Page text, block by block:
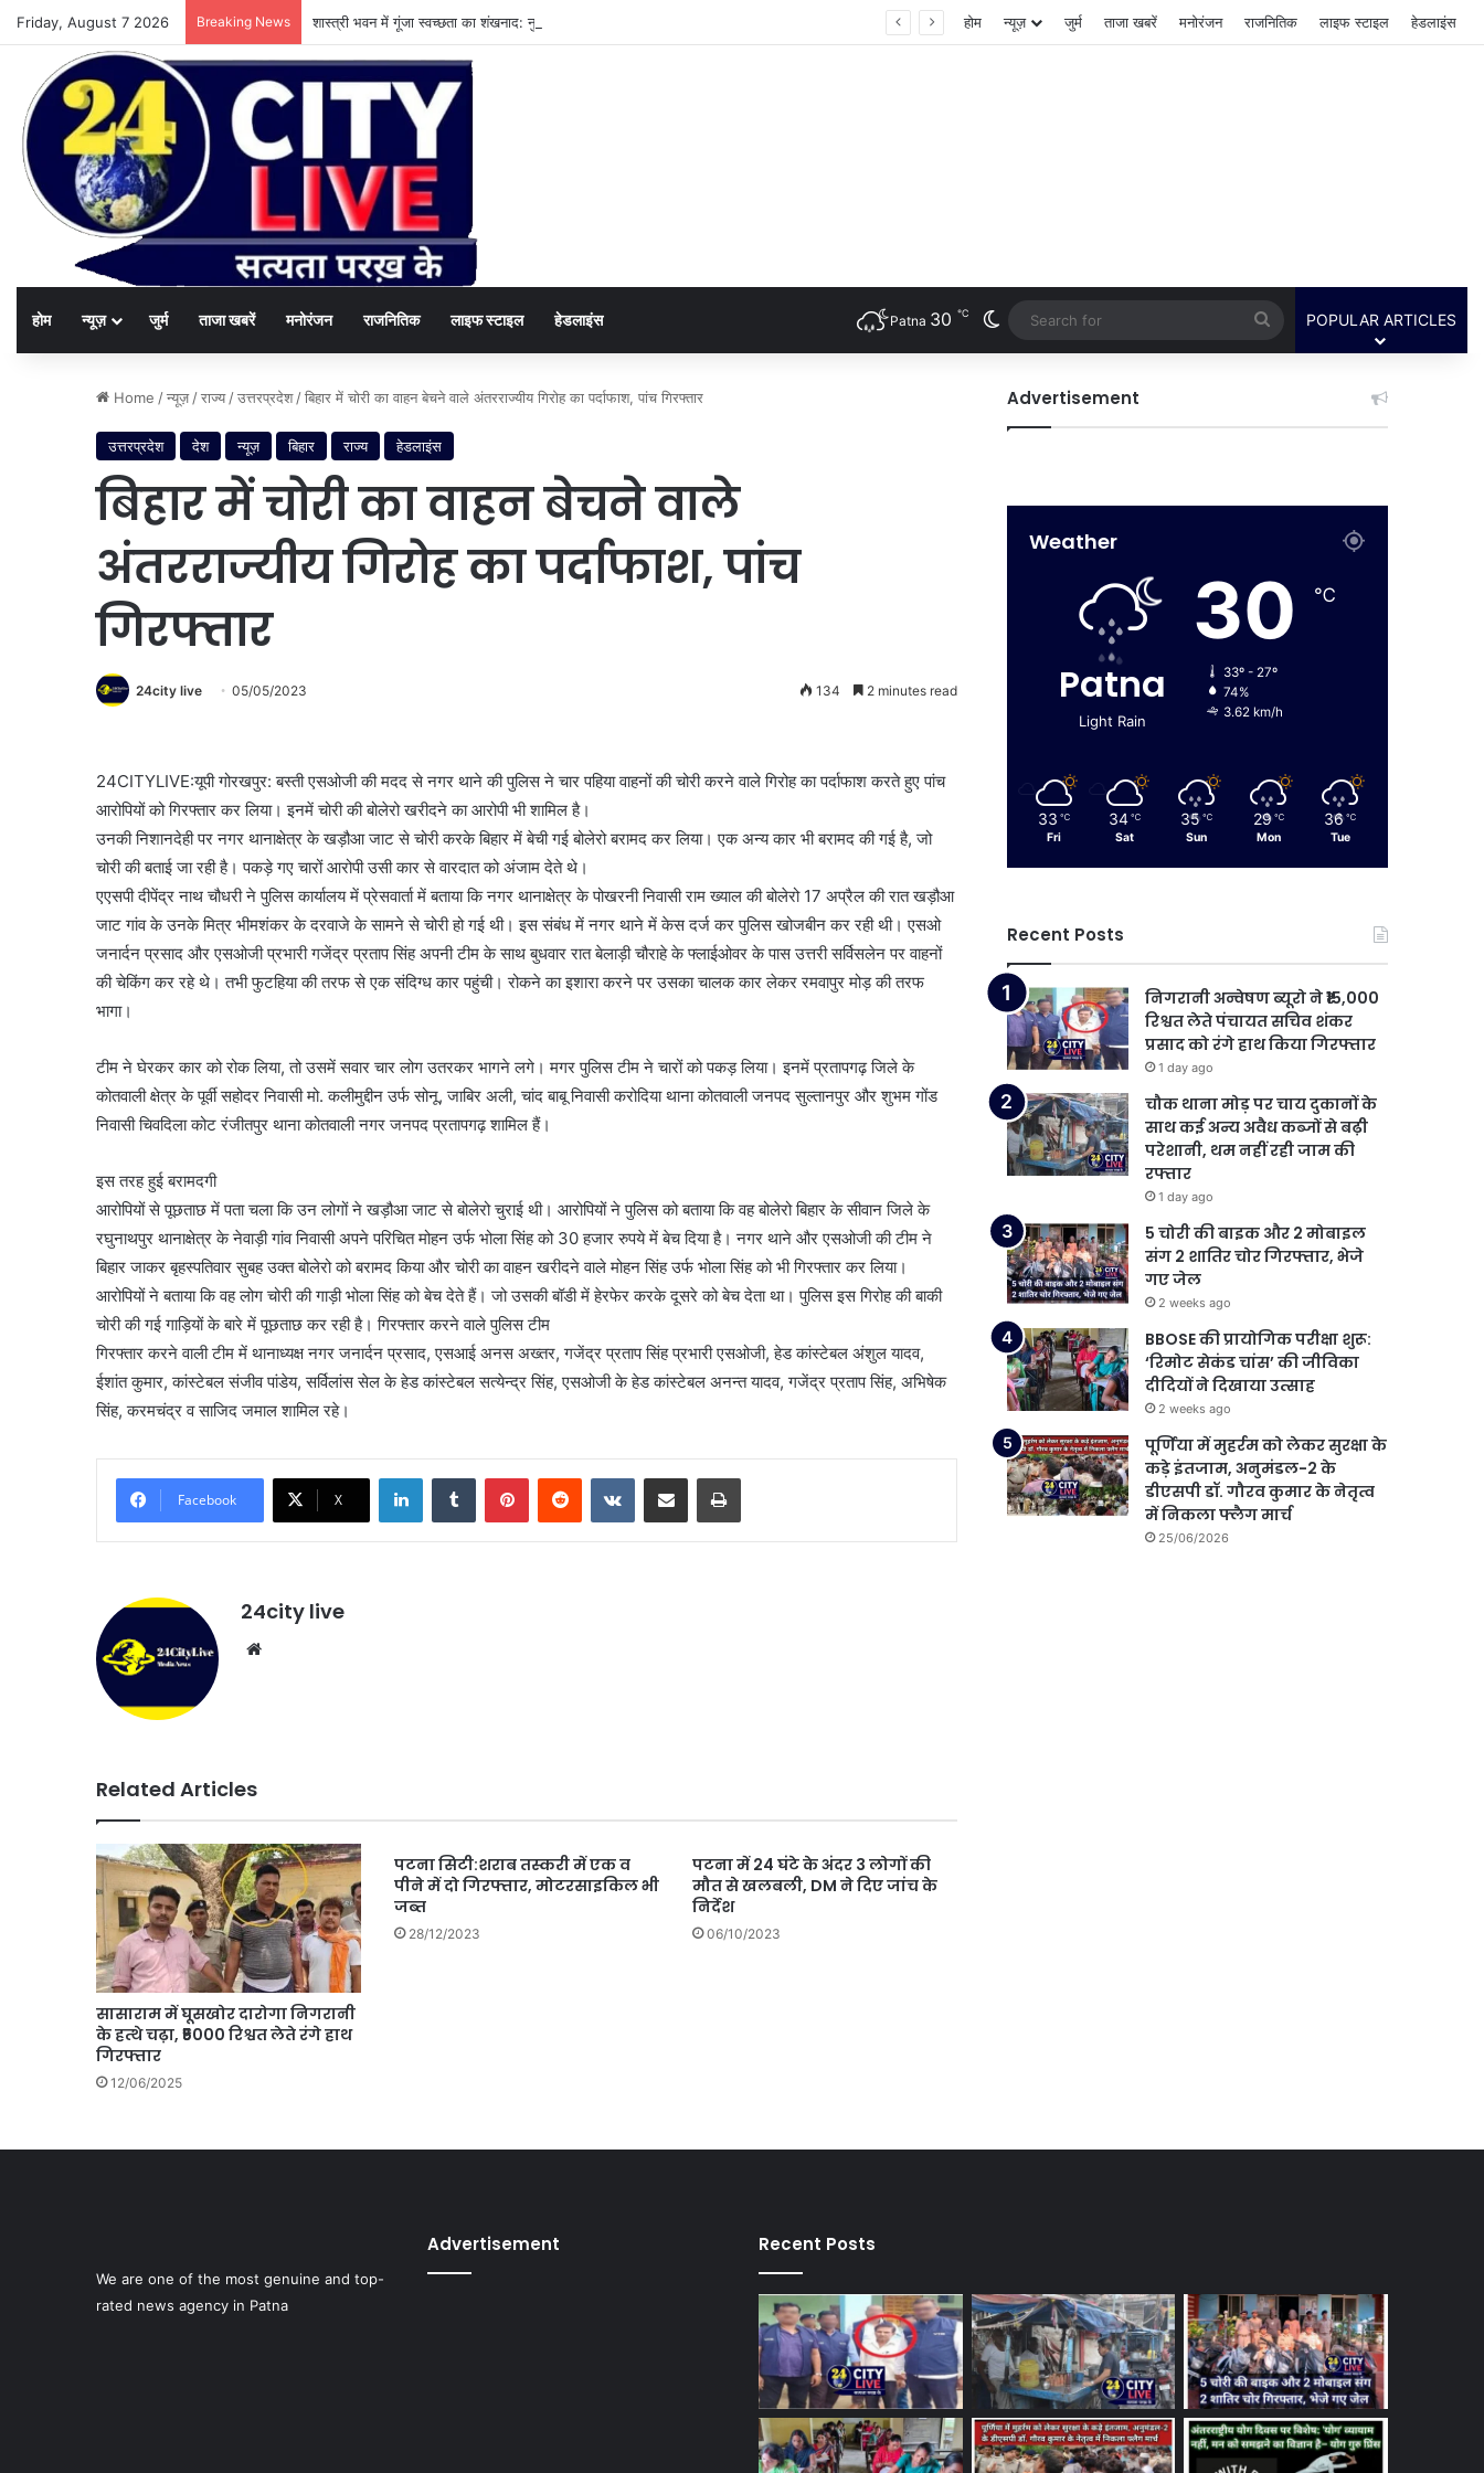
Friday, August 7 2026 Breaking News शास्त्री भवन में गूंजा स्वच्छता का शंखनाद: नुक्कड़ नाटक के जरिए विधायी विभाग ने पेश की मिसाल होम न्यूज़ जुर्म ताजा खबरें मनोरंजन राजनितिक लाइफ स्टाइल हेडलाइंस
होम न्यूज़ जुर्म ताजा खबरें मनोरंजन राजनितिक लाइफ स्टाइल हेडलाइंस Patna 30 ℃ Switch skin
Search
for
POPULAR ARTICLES
Home /न्यूज़/राज्य/उत्तरप्रदेश/बिहार में चोरी का वाहन बेचने वाले अंतरराज्यीय गिरोह का पर्दाफाश, पांच गिरफ्तार
उत्तरप्रदेश देश न्यूज़ बिहार राज्य हेडलाइंस
बिहार में चोरी का वाहन बेचने वाले
अंतरराज्यीय गिरोह का पर्दाफाश, पांच
गिरफ्तार
24city live 05/05/2023 134 2 minutes read
24CITYLIVE:यूपी गोरखपुर: बस्ती एसओजी की मदद से नगर थाने की पुलिस ने चार पहिया वाहनों की चोरी करने वाले गिरोह का पर्दाफाश करते हुए पांच
आरोपियों को गिरफ्तार कर लिया। इनमें चोरी की बोलेरो खरीदने का आरोपी भी शामिल है।
उनकी निशानदेही पर नगर थानाक्षेत्र के खड़ौआ जाट से चोरी करके बिहार में बेची गई बोलेरो बरामद कर लिया। एक अन्य कार भी बरामद की गई है, जो
चोरी की बताई जा रही है। पकड़े गए चारों आरोपी उसी कार से वारदात को अंजाम देते थे।
एएसपी दीपेंद्र नाथ चौधरी ने पुलिस कार्यालय में प्रेसवार्ता में बताया कि नगर थानाक्षेत्र के पोखरनी निवासी राम ख्याल की बोलेरो 17 अप्रैल की रात खड़ौआ
जाट गांव के उनके मित्र भीमशंकर के दरवाजे के सामने से चोरी हो गई थी। इस संबंध में नगर थाने में केस दर्ज कर पुलिस खोजबीन कर रही थी। एसओ
जनार्दन प्रसाद और एसओजी प्रभारी गजेंद्र प्रताप सिंह अपनी टीम के साथ बुधवार रात बेलाड़ी चौराहे के फ्लाईओवर के पास उत्तरी सर्विसलेन पर वाहनों
की चेकिंग कर रहे थे। तभी फुटहिया की तरफ से एक संदिग्ध कार पहुंची। रोकने का इशारा करने पर उसका चालक कार लेकर रमवापुर मोड़ की तरफ
भागा।
टीम ने घेरकर कार को रोक लिया, तो उसमें सवार चार लोग उतरकर भागने लगे। मगर पुलिस टीम ने चारों को पकड़ लिया। इनमें प्रतापगढ़ जिले के
कोतवाली क्षेत्र के पूर्वी सहोदर निवासी मो. कलीमुद्दीन उर्फ सोनू, जाबिर अली, चांद बाबू निवासी करोदिया थाना कोतवाली जनपद सुल्तानपुर और शुभम गोंड
निवासी चिवदिला कोट रंजीतपुर थाना कोतवाली नगर जनपद प्रतापगढ़ शामिल हैं।
इस तरह हुई बरामदगी
आरोपियों से पूछताछ में पता चला कि उन लोगों ने खड़ौआ जाट से बोलेरो चुराई थी। आरोपियों ने पुलिस को बताया कि वह बोलेरो बिहार के सीवान जिले के
रघुनाथपुर थानाक्षेत्र के नेवाड़ी गांव निवासी अपने परिचित मोहन उर्फ भोला सिंह को 30 हजार रुपये में बेच दिया है। नगर थाने और एसओजी की टीम ने
बिहार जाकर बृहस्पतिवार सुबह उक्त बोलेरो को बरामद किया और चोरी का वाहन खरीदने वाले मोहन सिंह उर्फ भोला सिंह को भी गिरफ्तार कर लिया।
आरोपियों ने बताया कि वह लोग चोरी की गाड़ी भोला सिंह को बेच देते हैं। जो उसकी बॉडी में हेरफेर करके दूसरे को बेच देता था। पुलिस इस गिरोह की बाकी
चोरी की गई गाड़ियों के बारे में पूछताछ कर रही है। गिरफ्तार करने वाले पुलिस टीम
गिरफ्तार करने वाली टीम में थानाध्यक्ष नगर जनार्दन प्रसाद, एसआई अनस अख्तर, गजेंद्र प्रताप सिंह प्रभारी एसओजी, हेड कांस्टेबल अंशुल यादव,
ईशांत कुमार, कांस्टेबल संजीव पांडेय, सर्विलांस सेल के हेड कांस्टेबल सत्येन्द्र सिंह, एसओजी के हेड कांस्टेबल अनन्त यादव, गजेंद्र प्रताप सिंह, अभिषेक
सिंह, करमचंद्र व साजिद जमाल शामिल रहे।
Facebook X
LinkedInTumblr PinterestReddit VKontakteShare via Email Print
24city live
Related Articles
सासाराम में घूसखोर दारोगा निगरानी
के हत्थे चढ़ा, ₹5000 रिश्वत लेते रंगे हाथ
गिरफ्तार
12/06/2025
पटना सिटी:शराब तस्करी में एक व
पीने में दो गिरफ्तार, मोटरसाइकिल भी
जब्त
28/12/2023
पटना में 24 घंटे के अंदर 3 लोगों की
मौत से खलबली, DM ने दिए जांच के
निर्देश
06/10/2023
Advertisement
Weather
Patna
Light Rain
30 ℃
33º - 27º
74%
3.62 km/h
33 ℃
Fri
34 ℃
Sat
35 ℃
Sun
29 ℃
Mon
36 ℃
Tue
Recent Posts
निगरानी अन्वेषण ब्यूरो ने ₹15,000
रिश्वत लेते पंचायत सचिव शंकर
प्रसाद को रंगे हाथ किया गिरफ्तार
1 day ago
चौक थाना मोड़ पर चाय दुकानों के
साथ कई अन्य अवैध कब्जों से बढ़ी
परेशानी, थम नहीं रही जाम की
रफ्तार
1 day ago
5 चोरी की बाइक और 2 मोबाइल
संग 2 शातिर चोर गिरफ्तार, भेजे
गए जेल
2 weeks ago
BBOSE की प्रायोगिक परीक्षा शुरू:
‘रिमोट सेकंड चांस’ की जीविका
दीदियों ने दिखाया उत्साह
2 weeks ago
पूर्णिया में मुहर्रम को लेकर सुरक्षा के
कड़े इंतजाम, अनुमंडल-2 के
डीएसपी डॉ. गौरव कुमार के नेतृत्व
में निकला फ्लैग मार्च
25/06/2026
We are one of the most genuine and top-
rated news agency in Patna
Advertisement Recent Posts